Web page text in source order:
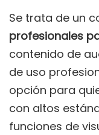
Se trata de un
profesionales
contenido de
de uso
opción para
con altos
funciones de